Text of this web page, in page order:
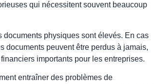
qui nécessitent souvent beaucoup
physiques sont élevés. En cas
documents peuvent être perdus à jamais,
importants pour les entreprises.
entraîner des problèmes de